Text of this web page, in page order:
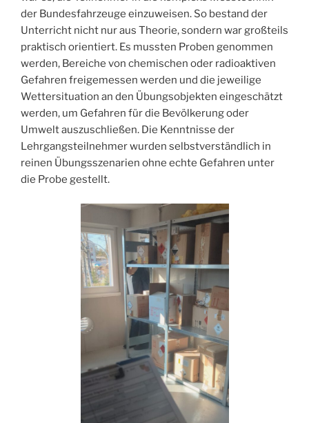
der Bundesfahrzeuge einzuweisen. So bestand der
Unterricht nicht nur aus Theorie, sondern war großteils
praktisch orientiert. Es mussten Proben genommen
werden, Bereiche von chemischen oder radioaktiven
Gefahren freigemessen werden und die jeweilige
Wettersituation an den Übungsobjekten eingeschätzt
werden, um Gefahren für die Bevölkerung oder
Umwelt auszuschließen. Die Kenntnisse der
Lehrgangsteilnehmer wurden selbstverständlich in
reinen Übungsszenarien ohne echte Gefahren unter
die Probe gestellt.